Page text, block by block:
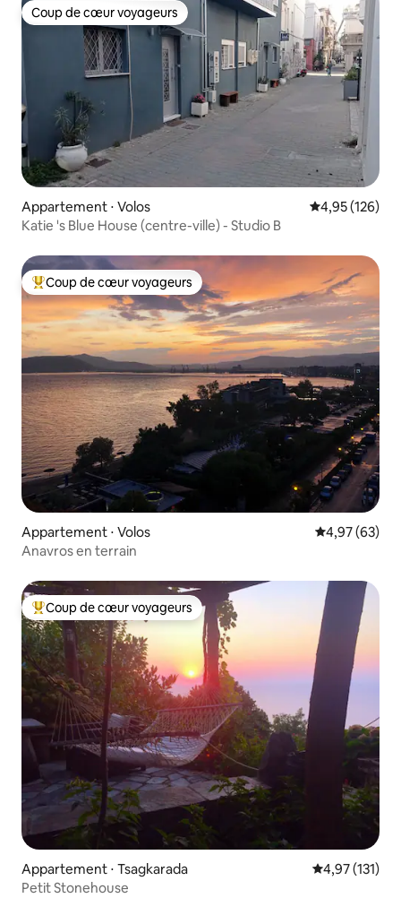
Coup de cœur voyageurs
Coup de cœur voyageurs
Appartement ⋅ Volos Évaluation
4,95 (126)
Katie 's Blue House (centre-ville) - Studio B
Coups de cœur voyageurs les plus appréciés
Coup de cœur voyageurs
Appartement ⋅ Volos Évaluation
4,97 (63)
Anavros en terrain
Coups de cœur voyageurs les plus appréciés
Coup de cœur voyageurs
Appartement ⋅ Tsagkarada Évaluation
4,97 (131)
Petit Stonehouse